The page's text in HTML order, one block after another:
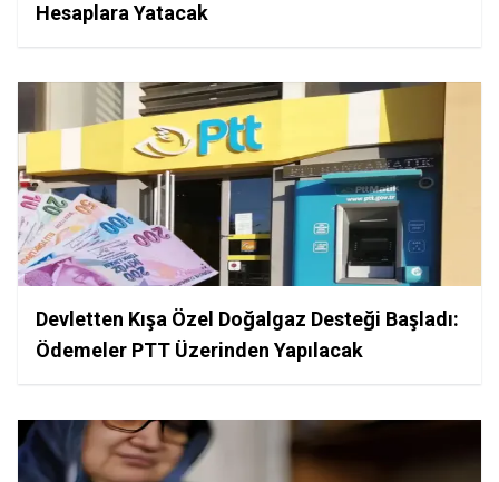
Hesaplara Yatacak
Devletten Kışa Özel Doğalgaz Desteği Başladı:
Ödemeler PTT Üzerinden Yapılacak